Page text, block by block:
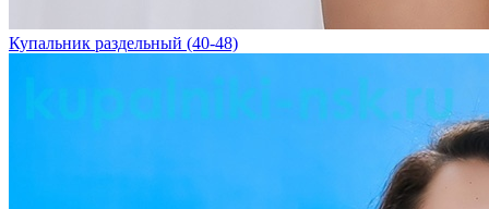
Купальник раздельный (40-48)